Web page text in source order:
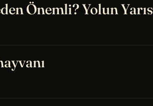
Önemli? Yolun